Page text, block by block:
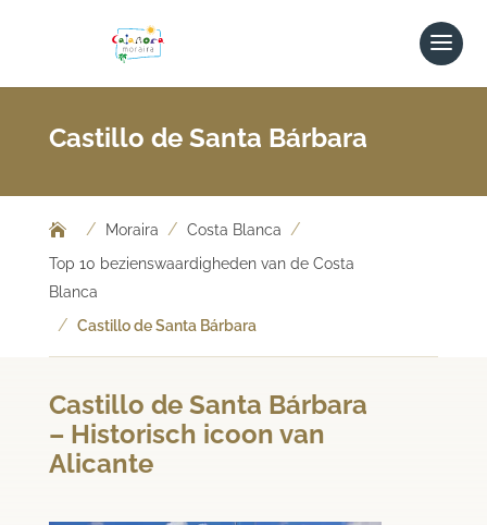
Castillo de Santa Bárbara
/ Moraira / Costa Blanca /
Top 10 bezienswaardigheden van de Costa
Blanca
/ Castillo de Santa Bárbara
Castillo de Santa Bárbara
– Historisch icoon van
Alicante